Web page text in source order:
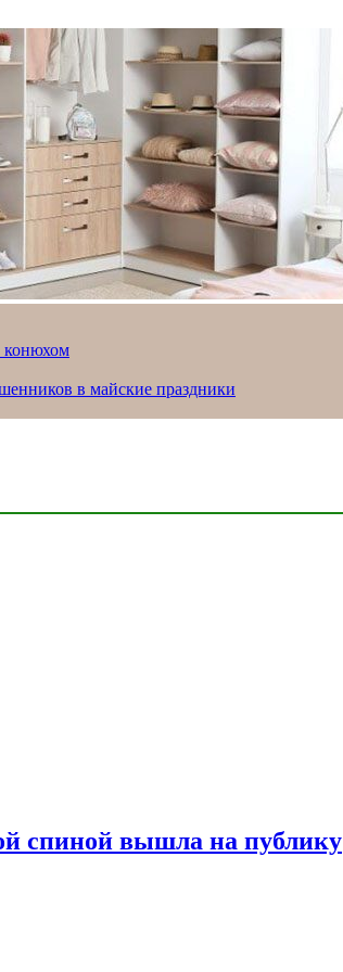
конюхом
в майские праздники
спиной вышла на публику